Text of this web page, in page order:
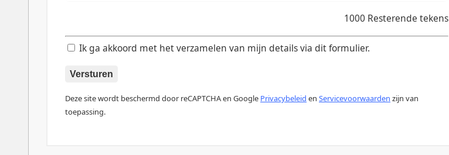
1000 Resterende tekens
Ik ga akkoord met het verzamelen van mijn details via dit formulier.
Versturen
Deze site wordt beschermd door reCAPTCHA en Google Privacybeleid enServicevoorwaarden zijn van
toepassing.